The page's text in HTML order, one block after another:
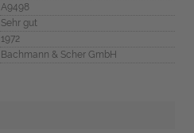
A9498
Sehr gut
1972
Bachmann & Scher GmbH